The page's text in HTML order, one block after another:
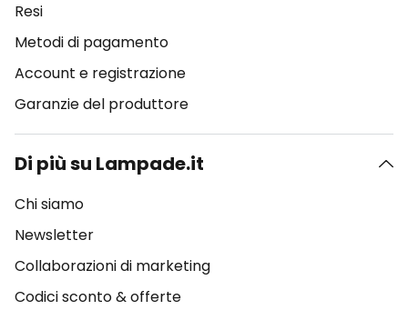
Resi
Metodi di pagamento
Account e registrazione
Garanzie del produttore
Di più su Lampade.it
Chi siamo
Newsletter
Collaborazioni di marketing
Codici sconto & offerte